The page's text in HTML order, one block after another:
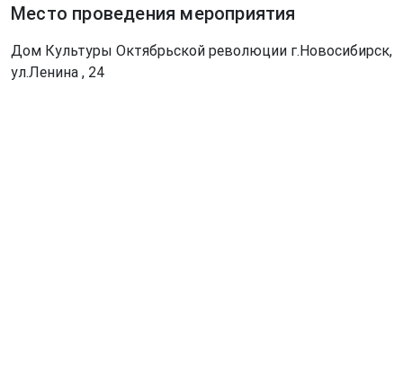
Место проведения мероприятия
Дом Культуры Октябрьской революции г.Новосибирск,
ул.Ленина , 24